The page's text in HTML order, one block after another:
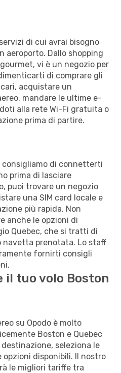
di cui avrai bisogno
aeroporto. Dallo shopping
vi è un negozio per
di comprare gli
acquistare un
mandare le ultime e-
alla rete Wi-Fi gratuita o
prima di partire.
consigliamo di connetterti
prima di lasciare
puoi trovare un negozio
una SIM card locale e
più rapida. Non
anche le opzioni di
Quebec, che si tratti di
navetta prenotata. Lo staff
fornirti consigli
il tuo volo Boston
su Opodo è molto
Boston e Quebec
seleziona le
disponibili. Il nostro
le migliori tariffe tra